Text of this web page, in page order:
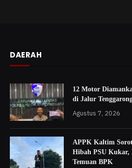
DAERAH
12 Motor
di Jalur
Agustus 7, 2026
APPK Kaltim
Hibah PSU
Temuan BPK